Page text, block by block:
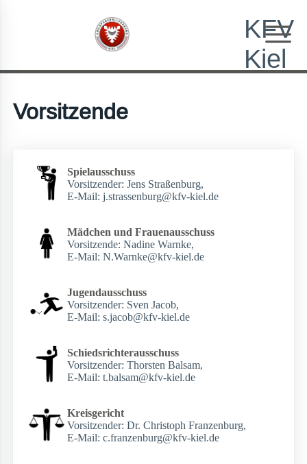
KFV
Kiel
Vorsitzende
Spielausschuss
Vorsitzender:Jens Straßenburg,
E-Mail: j.strassenburg@kfv-kiel.de
Mädchen und Frauenausschuss
Vorsitzende:Nadine Warnke,
E-Mail: N.Warnke@kfv-kiel.de
Jugendausschuss
Vorsitzender: Sven Jacob,
E-Mail: s.jacob@kfv-kiel.de
Schiedsrichterausschuss
Vorsitzender:Thorsten Balsam,
E-Mail: t.balsam@kfv-kiel.de
Kreisgericht
Vorsitzender:Dr. Christoph Franzenburg,
E-Mail: c.franzenburg@kfv-kiel.de